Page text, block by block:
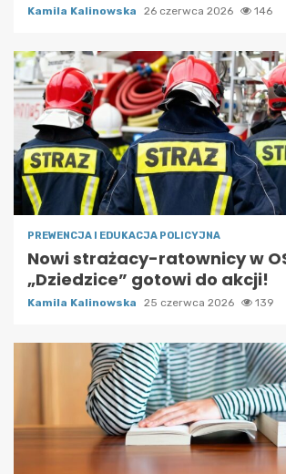
Kamila Kalinowska 26 czerwca 2026 146
PREWENCJA I EDUKACJA POLICYJNA
Nowi strażacy-ratownicy w
„Dziedzice” gotowi do akcji!
Kamila Kalinowska 25 czerwca 2026 139